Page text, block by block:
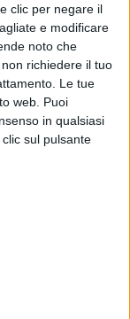
clic per negare il
e modificare
noto che
richiedere il tuo
Le tue
web. Puoi
in qualsiasi
sul pulsante
stati
esperienza
a questo
possibile nel
di
fra i